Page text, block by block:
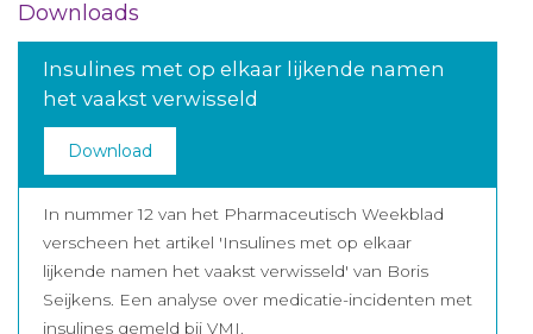
Downloads
Insulines met op elkaar lijkende namen
het vaakst verwisseld
Download
In nummer 12 van het Pharmaceutisch Weekblad
verscheen het artikel 'Insulines met op elkaar
lijkende namen het vaakst verwisseld' van Boris
Seijkens. Een analyse over medicatie-incidenten met
insulines gemeld bij VMI.